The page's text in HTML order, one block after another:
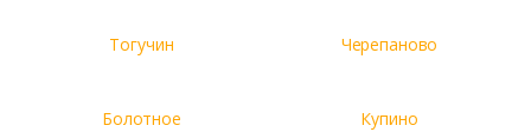
Тогучин Черепаново
Болотное Купино